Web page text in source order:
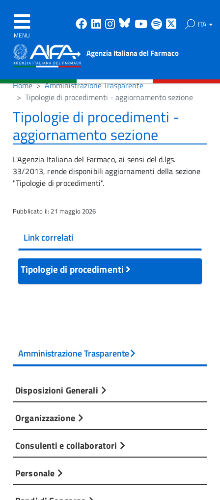
MENU
Facebook
Linkedin
Instagram
Bluesky
Youtube
Spotify ITA
Agenzia Italiana del Farmaco
Home
Amministrazione Trasparente
Tipologie di procedimenti - aggiornamento sezione
Tipologie di procedimenti -
aggiornamento sezione
L'Agenzia Italiana del Farmaco, ai sensi del d.lgs.
33/2013, rende disponibili aggiornamenti della sezione
"Tipologie di procedimenti".
Pubblicato il: 21 maggio 2026
Link correlati
Tipologie di procedimenti
Amministrazione Trasparente
Disposizioni Generali
Organizzazione
Consulenti e collaboratori
Personale